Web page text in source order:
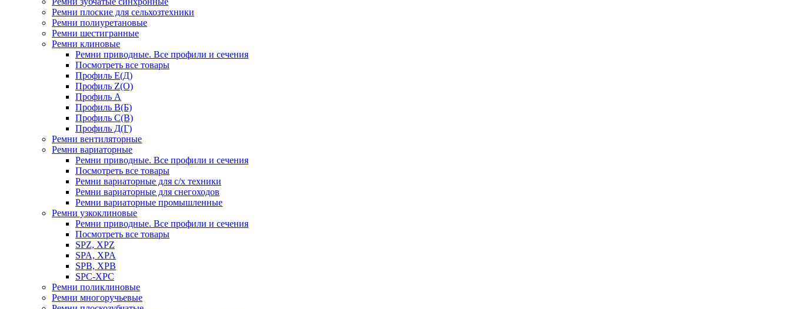
Ремни плоские для сельхозтехники
Ремни полиуретановые
Ремни шестигранные
Ремни клиновые
Ремни приводные. Все профили и сечения
Посмотреть все товары
Профиль Е(Д)
Профиль Z(O)
Профиль A
Профиль В(Б)
Профиль С(В)
Профиль Д(Г)
Ремни вентиляторные
Ремни вариаторные
Ремни приводные. Все профили и сечения
Посмотреть все товары
Ремни вариаторные для с/х техники
Ремни вариаторные для снегоходов
Ремни вариаторные промышленные
Ремни узкоклиновые
Ремни приводные. Все профили и сечения
Посмотреть все товары
SPZ, XPZ
SPA, XPA
SPB, XPB
SPC-ХPC
Ремни поликлиновые
Ремни многоручьевые